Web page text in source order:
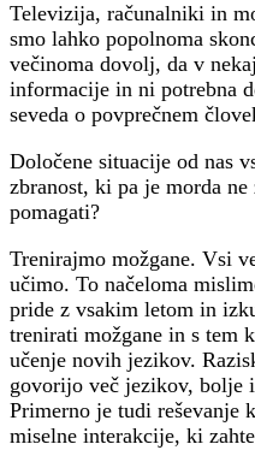
Televizija, računalniki in
smo lahko popolnoma
večinoma dovolj, da v
informacije in ni potrebna
seveda o povprečnem
Določene situacije od nas
zbranost, ki pa je morda
pomagati?
Trenirajmo možgane. Vsi
učimo. To načeloma
pride z vsakim letom in
trenirati možgane in s tem
učenje novih jezikov.
govorijo več jezikov, bolje
Primerno je tudi reševanje
miselne interakcije, ki